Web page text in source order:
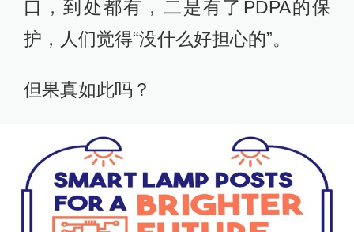
口，到处都有，二是有了PDPA的保
护，人们觉得“没什么好担心的”。
但果真如此吗？